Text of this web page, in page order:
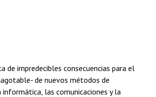
impredecibles consecuencias para el
de nuevos métodos de
las comunicaciones y la